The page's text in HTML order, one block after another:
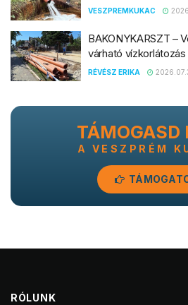
VESZPREMKUKAC
BAKONYKARSZT –
várható vízkorlátozás
RÉVÉSZ ERIKA
TÁMOGASD
A VESZPRÉM
RÓLUNK